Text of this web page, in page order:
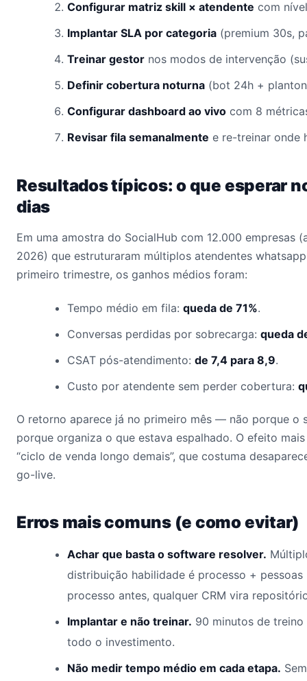
Configurar matriz skill × atendente com
Implantar SLA por categoria (premium 30s,
Treinar gestor nos modos de intervenção
Definir cobertura noturna (bot 24h +
Configurar dashboard ao vivo com 8
Revisar fila semanalmente e re-treinar onde
Resultados típicos: o que esperar
dias
Em uma amostra do SocialHub com 12.000 empresas
2026) que estruturaram múltiplos atendentes
primeiro trimestre, os ganhos médios foram:
Tempo médio em fila: queda de 71%.
Conversas perdidas por sobrecarga: queda
CSAT pós-atendimento: de 7,4 para 8,9.
Custo por atendente sem perder cobertura:
O retorno aparece já no primeiro mês — não porque o
porque organiza o que estava espalhado. O efeito
“ciclo de venda longo demais”, que costuma
go-live.
Erros mais comuns (e como evitar)
Achar que basta o software resolver.
distribuição habilidade é processo +
processo antes, qualquer CRM vira
Implantar e não treinar. 90 minutos de
todo o investimento.
Não medir tempo médio em cada etapa.